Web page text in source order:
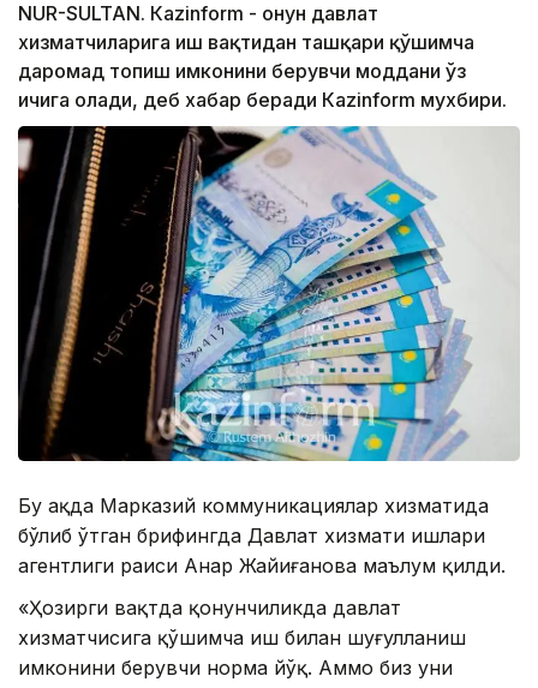
NUR-SULTAN. Кazinform - Қонун давлат
хизматчиларига иш вақтидан ташқари қўшимча
даромад топиш имконини берувчи моддани ўз
ичига олади, деб хабар беради Кazinform мухбири.
Бу ҳақда Марказий коммуникациялар хизматида
бўлиб ўтган брифингда Давлат хизмати ишлари
агентлиги раиси Анар Жайиғанова маълум қилди.
«Ҳозирги вақтда қонунчиликда давлат
хизматчисига қўшимча иш билан шуғулланиш
имконини берувчи норма йўқ. Аммо биз уни